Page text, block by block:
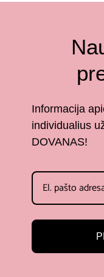
Informacija
individualius
DOVANAS!